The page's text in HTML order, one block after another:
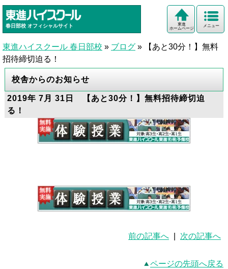
春日部校 オフィシャルサイト メニュー
東進
ホームページ
東進ハイスクール 春日部校 » ブログ »
【あと30分！】無料
招待締切迫る！
校舎からのお知らせ
2019年 7月 31日 【あと30分！】無料招待締切迫
る！
前の記事へ 次の記事へ
ページの先頭へ戻る